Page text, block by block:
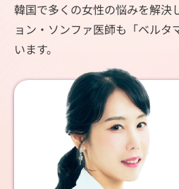
韓国で多くの女性の悩みを解決
ョン・ソンファ医師も「ベルタ
います。